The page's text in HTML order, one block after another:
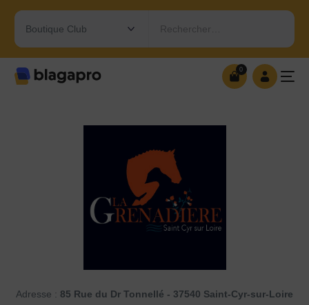
Rechercher…
0
Adresse : 85 Rue du Dr Tonnellé - 37540 Saint-Cyr-sur-Loire